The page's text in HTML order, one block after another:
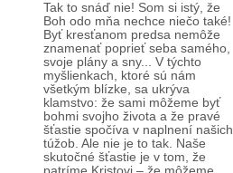
Tak to snáď nie! Som si istý, že
Boh odo mňa nechce niečo také!
Byť kresťanom predsa nemôže
znamenať poprieť seba samého,
svoje plány a sny... V týchto
myšlienkach, ktoré sú nám
všetkým blízke, sa ukrýva
klamstvo: že sami môžeme byť
bohmi svojho života a že pravé
šťastie spočíva v naplnení našich
túžob. Ale nie je to tak. Naše
skutočné šťastie je v tom, že